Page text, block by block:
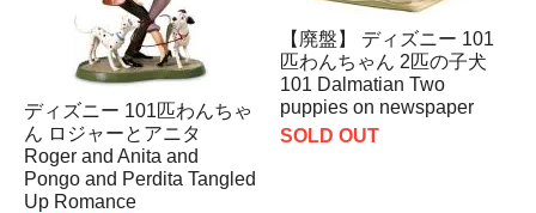
ディズニー 101匹わんちゃ
ん ロジャーとアニタ
Roger and Anita and
Pongo and Perdita Tangled
Up Romance
【廃盤】 ディズニー 101
匹わんちゃん 2匹の子犬
101 Dalmatian Two
puppies on newspaper
SOLD OUT